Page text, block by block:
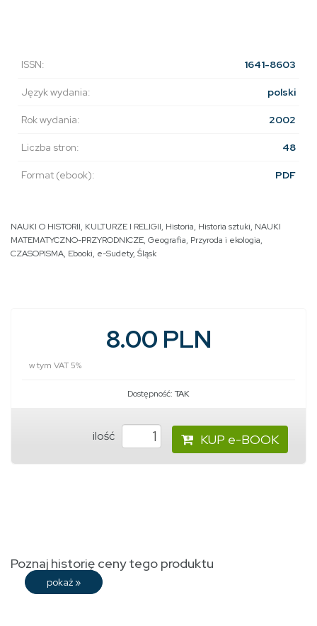
ISSN: 1641-8603
Język wydania: polski
Rok wydania: 2002
Liczba stron: 48
Format (ebook): PDF
NAUKI O HISTORII, KULTURZE I RELIGII, Historia, Historia sztuki, NAUKI
MATEMATYCZNO-PRZYRODNICZE, Geografia, Przyroda i ekologia,
CZASOPISMA, Ebooki, e-Sudety, Śląsk
8.00 PLN
w tym VAT 5%
Dostępność: TAK
ilość KUP e-BOOK
Poznaj historię ceny tego produktu
pokaż »